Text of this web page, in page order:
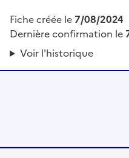
Fiche créée le 7/08/2024
Dernière confirmation le
Voir l'historique